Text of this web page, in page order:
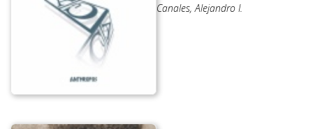
Canales, Alejandro I.